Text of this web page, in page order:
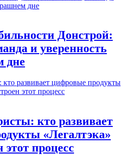
Донстрой:
и уверенность
дне
кто развивает
«Легалтэка»
этот процесс